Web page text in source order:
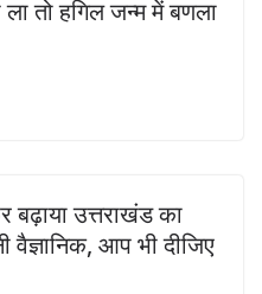
तो हगिल जन्म में बणला
बढ़ाया उत्तराखंड का
वैज्ञानिक, आप भी दीजिए